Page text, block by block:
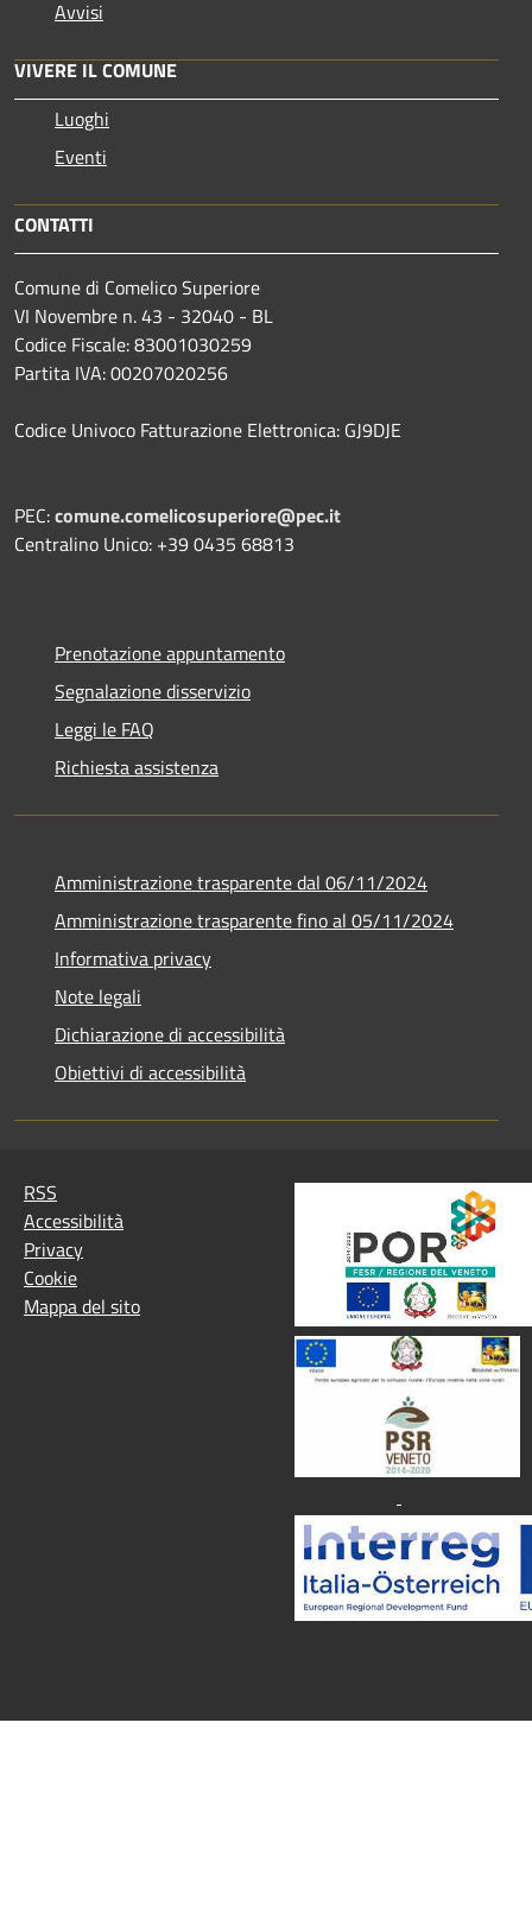
Avvisi
VIVERE IL COMUNE
Luoghi
Eventi
CONTATTI
Comune di Comelico Superiore
VI Novembre n. 43 - 32040 - BL
Codice Fiscale: 83001030259
Partita IVA: 00207020256
Codice Univoco Fatturazione Elettronica: GJ9DJE
PEC:comune.comelicosuperiore@pec.it
Centralino Unico: +39 0435 68813
Prenotazione appuntamento
Segnalazione disservizio
Leggi le FAQ
Richiesta assistenza
Amministrazione trasparente dal 06/11/2024
Amministrazione trasparente fino al 05/11/2024
Informativa privacy
Note legali
Dichiarazione di accessibilità
Obiettivi di accessibilità
RSS
Accessibilità
Privacy
Cookie
Mappa del sito